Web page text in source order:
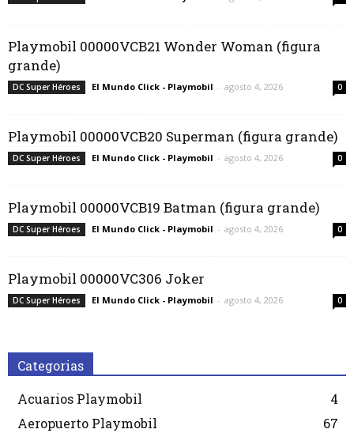
Playmobil 00000VCB21 Wonder Woman (figura
grande)
DC Super Héroes El Mundo Click - Playmobil - agosto 4, 2026 0
Playmobil 00000VCB20 Superman (figura grande)
DC Super Héroes El Mundo Click - Playmobil - agosto 4, 2026 0
Playmobil 00000VCB19 Batman (figura grande)
DC Super Héroes El Mundo Click - Playmobil - agosto 4, 2026 0
Playmobil 00000VC306 Joker
DC Super Héroes El Mundo Click - Playmobil - agosto 4, 2026 0
Categorias
Acuarios Playmobil
4
Aeropuerto Playmobil
67